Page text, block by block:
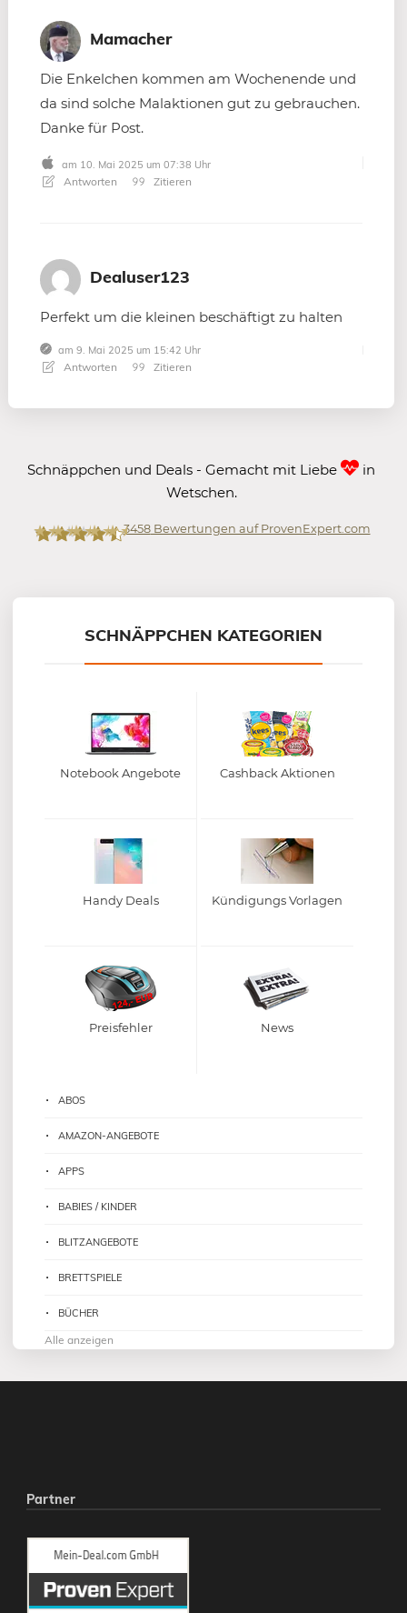
Mamacher
Die Enkelchen kommen am Wochenende und
da sind solche Malaktionen gut zu gebrauchen.
Danke für Post.
am 10. Mai 2025 um 07:38 Uhr
Antworten Zitieren
Dealuser123
Perfekt um die kleinen beschäftigt zu halten
am 9. Mai 2025 um 15:42 Uhr
Antworten Zitieren
Schnäppchen und Deals - Gemacht mit Liebe
in
Wetschen.
3458Bewertungen auf ProvenExpert.com
SCHNÄPPCHEN KATEGORIEN
Notebook Angebote Cashback Aktionen
Handy Deals Kündigungs Vorlagen
Preisfehler News
ABOS
AMAZON-ANGEBOTE
APPS
BABIES / KINDER
BLITZANGEBOTE
BRETTSPIELE
BÜCHER
Alle anzeigen
Partner